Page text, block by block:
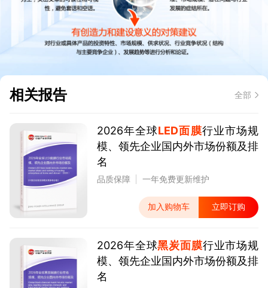
相关报告 全部
2026年全球LED面膜行业市场规
模、领先企业国内外市场份额及排
名
品质保障 一年免费更新维护
加入购物车 立即订购
2026年全球黑炭面膜行业市场规
模、领先企业国内外市场份额及排
名